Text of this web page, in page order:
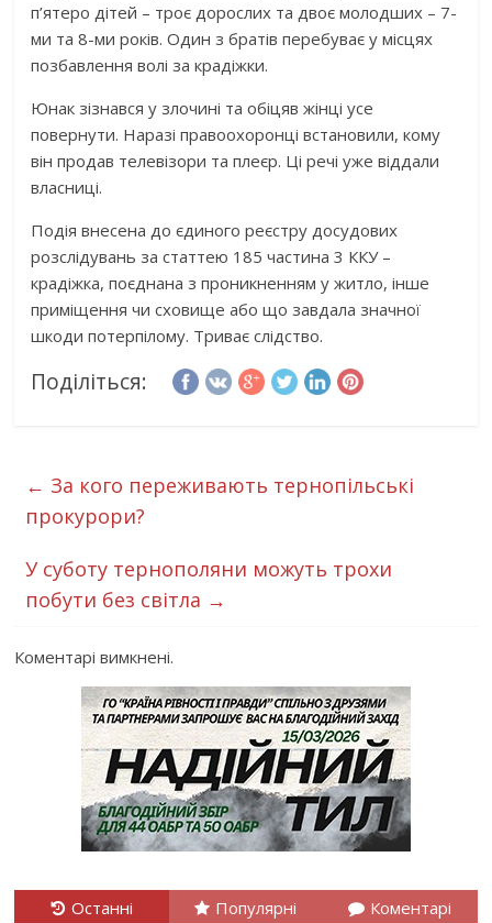
п’ятеро дітей – троє дорослих та двоє молодших – 7-
ми та 8-ми років. Один з братів перебуває у місцях
позбавлення волі за крадіжки.
Юнак зізнався у злочині та обіцяв жінці усе
повернути. Наразі правоохоронці встановили, кому
він продав телевізори та плеєр. Ці речі уже віддали
власниці.
Подія внесена до єдиного реєстру досудових
розслідувань за статтею 185 частина 3 ККУ –
крадіжка, поєднана з проникненням у житло, інше
приміщення чи сховище або що завдала значної
шкоди потерпілому. Триває слідство.
Поділіться:
← За кого переживають тернопільські
прокурори?
У суботу тернополяни можуть трохи
побути без світла →
Коментарі вимкнені.
Останні Популярні Коментарі